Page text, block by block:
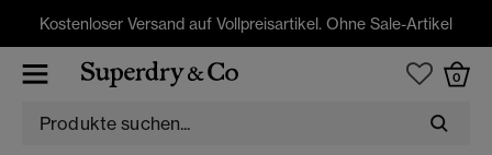
Kostenloser Versand auf Vollpreisartikel. Ohne Sale-Artikel
0